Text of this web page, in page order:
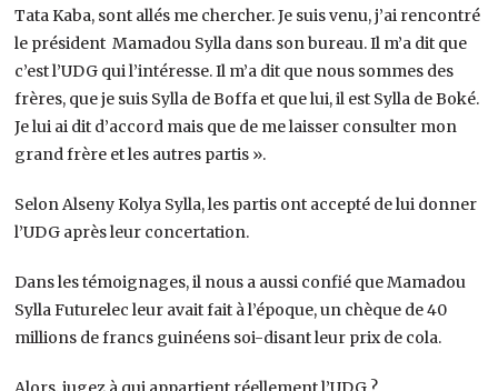
Tata Kaba, sont allés me chercher. Je suis venu, j’ai rencontré
le président Mamadou Sylla dans son bureau. Il m’a dit que
c’est l’UDG qui l’intéresse. Il m’a dit que nous sommes des
frères, que je suis Sylla de Boffa et que lui, il est Sylla de Boké.
Je lui ai dit d’accord mais que de me laisser consulter mon
grand frère et les autres partis ».
Selon Alseny Kolya Sylla, les partis ont accepté de lui donner
l’UDG après leur concertation.
Dans les témoignages, il nous a aussi confié que Mamadou
Sylla Futurelec leur avait fait à l’époque, un chèque de 40
millions de francs guinéens soi-disant leur prix de cola.